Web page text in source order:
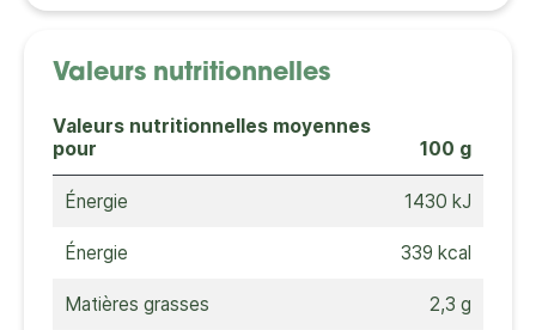
Valeurs nutritionnelles
Valeurs nutritionnelles moyennes
pour
100 g
Énergie 1430 kJ
Énergie 339 kcal
Matières grasses 2,3 g